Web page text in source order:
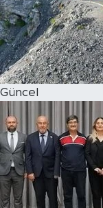
Güncel
Magazin
Özel
Politika
Resmi
Sağlık
Spor